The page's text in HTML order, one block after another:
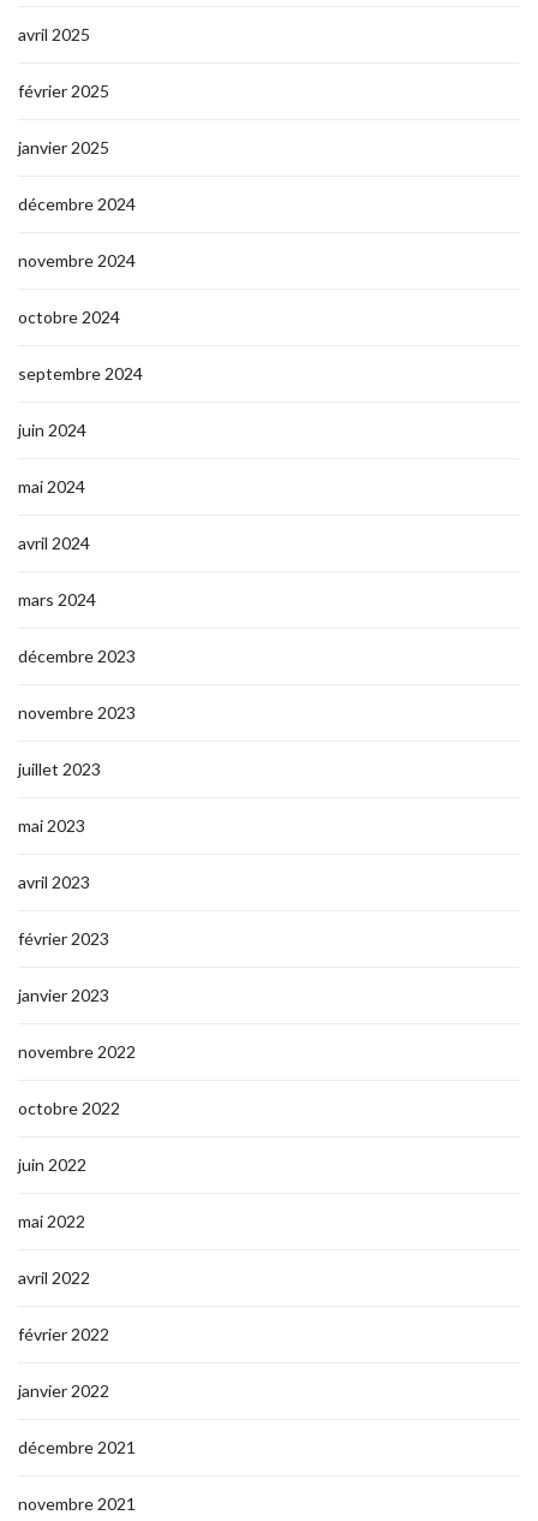
avril 2025
février 2025
janvier 2025
décembre 2024
novembre 2024
octobre 2024
septembre 2024
juin 2024
mai 2024
avril 2024
mars 2024
décembre 2023
novembre 2023
juillet 2023
mai 2023
avril 2023
février 2023
janvier 2023
novembre 2022
octobre 2022
juin 2022
mai 2022
avril 2022
février 2022
janvier 2022
décembre 2021
novembre 2021